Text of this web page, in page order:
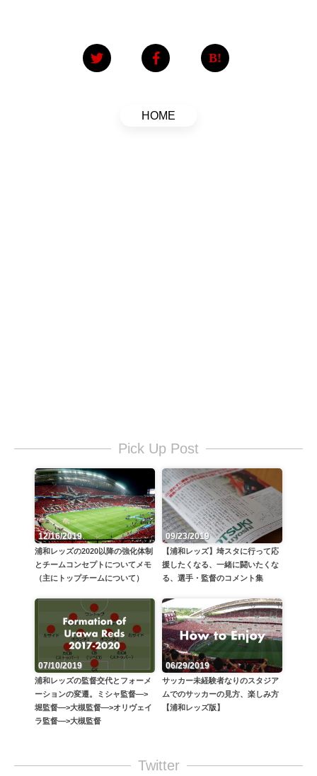
HOME
Pick Up Post
12/16/2019
浦和レッズの2020以降の強化体制
とチームコンセプトについてメモ
（主にトップチームについて）
09/23/2019
【浦和レッズ】埼スタに行って応
援したくなる、一緒に闘いたくな
る、選手・監督のコメント集
07/10/2019
浦和レッズの監督交代とフォーメ
ーションの変遷。ミシャ監督—>
堀監督—>大槻監督—>オリヴェイ
ラ監督—>大槻監督
06/29/2019
サッカー未経験者なりのスタジア
ムでのサッカーの見方、楽しみ方
【浦和レッズ版】
Twitter